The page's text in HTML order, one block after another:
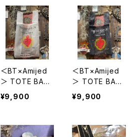
＜BT×Amijed
＞ TOTE BAG
- WHITE -
¥9,900
＜BT×Amijed
＞ TOTE BAG
- BLACK -
¥9,900